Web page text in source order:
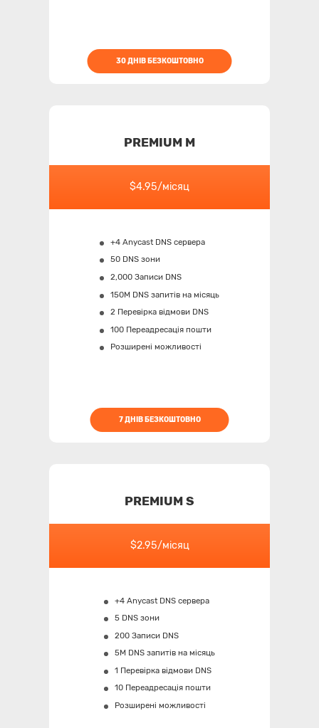
30 ДНІВ БЕЗКОШТОВНО
PREMIUM M
$4.95/місяц
+4 Anycast DNS сервера
50 DNS зони
2,000 Записи DNS
150M DNS запитів на місяць
2 Перевірка відмови DNS
100 Переадресація пошти
Розширені можливості
7 ДНІВ БЕЗКОШТОВНО
PREMIUM S
$2.95/місяц
+4 Anycast DNS сервера
5 DNS зони
200 Записи DNS
5M DNS запитів на місяць
1 Перевірка відмови DNS
10 Переадресація пошти
Розширені можливості